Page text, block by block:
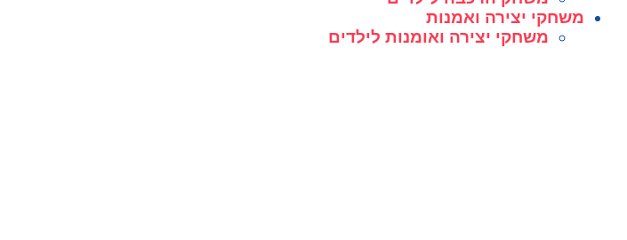
משחקי יצירה ואמנות
משחקי יצירה ואומנות לילדים